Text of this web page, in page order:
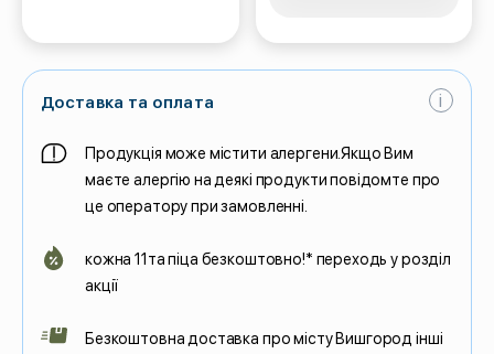
i
Доставка та оплата
Продукція може містити алергени.Якщо Вим
маєте алергію на деякі продукти повідомте про
це оператору при замовленні.
кожна 11та піца безкоштовно!* переходь у розділ
акції
Безкоштовна доставка про місту Вишгород інші